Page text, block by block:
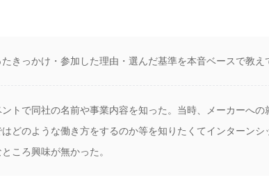
きっかけ・参加した理由・選んだ基準を本音ベースで教え
トで同社の名前や事業内容を知った。当時、メーカーへの
どのような働き方をするのか等を知りたくてインターンシ
ころ興味が無かった。